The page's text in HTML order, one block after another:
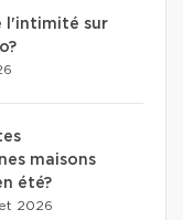
l'intimité sur
maisons
été?
2026